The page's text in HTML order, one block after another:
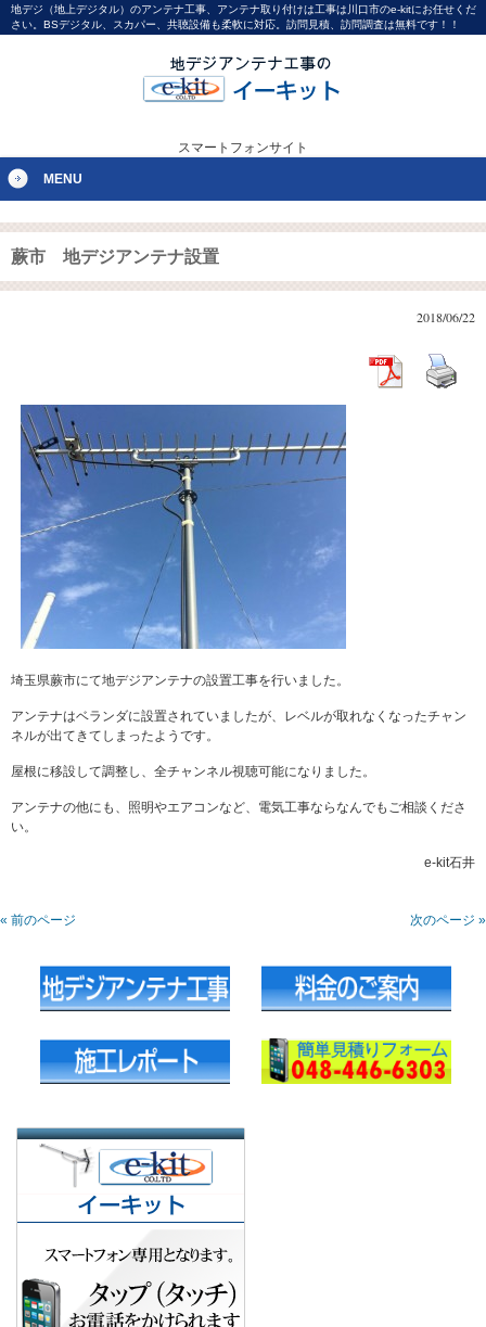
地デジ（地上デジタル）のアンテナ工事、アンテナ取り付けは工事は川口市のe-kitにお任せくだ
さい。BSデジタル、スカパー、共聴設備も柔軟に対応。訪問見積、訪問調査は無料です！！
スマートフォンサイト
MENU
蕨市 地デジアンテナ設置
2018/06/22
埼玉県蕨市にて地デジアンテナの設置工事を行いました。
アンテナはベランダに設置されていましたが、レベルが取れなくなったチャン
ネルが出てきてしまったようです。
屋根に移設して調整し、全チャンネル視聴可能になりました。
アンテナの他にも、照明やエアコンなど、電気工事ならなんでもご相談くださ
い。
e-kit石井
« 前のページ 次のページ »